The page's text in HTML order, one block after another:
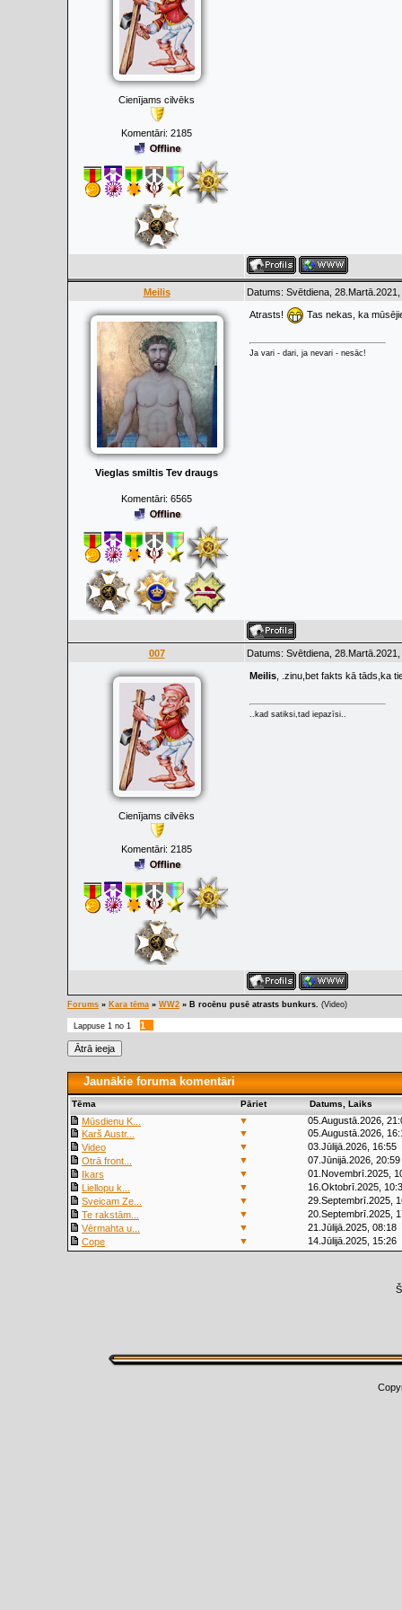
Cienījams cilvēks
Komentāri: 2185
Meilis Datums: Svētdiena,
Vieglas smiltis Tev draugs
Komentāri: 6565
Atrasts! Tas nekas, ka
Ja vari - dari, ja nevari - nesāc!
007 Datums: Svētdiena,
Cienījams cilvēks
Komentāri: 2185
Meilis , .zinu,bet fakts kā tāds,ka
..kad satiksi,tad iepazīsi..
Forums » Kara tēma » WW2 » B rocēnu pusē atrasts bunkurs. (Video)
Lappuse 1 no 1 1
Jaunākie foruma komentāri
Tēma Pāriet Datums, Laiks
Mūsdienu K... ▼
05.Augustā.2026,
Karš Austr...
▼
05.Augustā.2026,
Video
▼
03.Jūlijā.2026, 16:55
Otrā front...
▼
07.Jūnijā.2026, 20:59
Ikars
▼
01.Novembrī.2025,
Liellopu k...
▼
16.Oktobrī.2025,
Sveicam Ze...
▼
29.Septembrī.2025,
Te rakstām...
▼
20.Septembrī.2025,
Vērmahta u...
▼
21.Jūlijā.2025, 08:18
Cope
▼ 14.Jūlijā.2025, 15:26